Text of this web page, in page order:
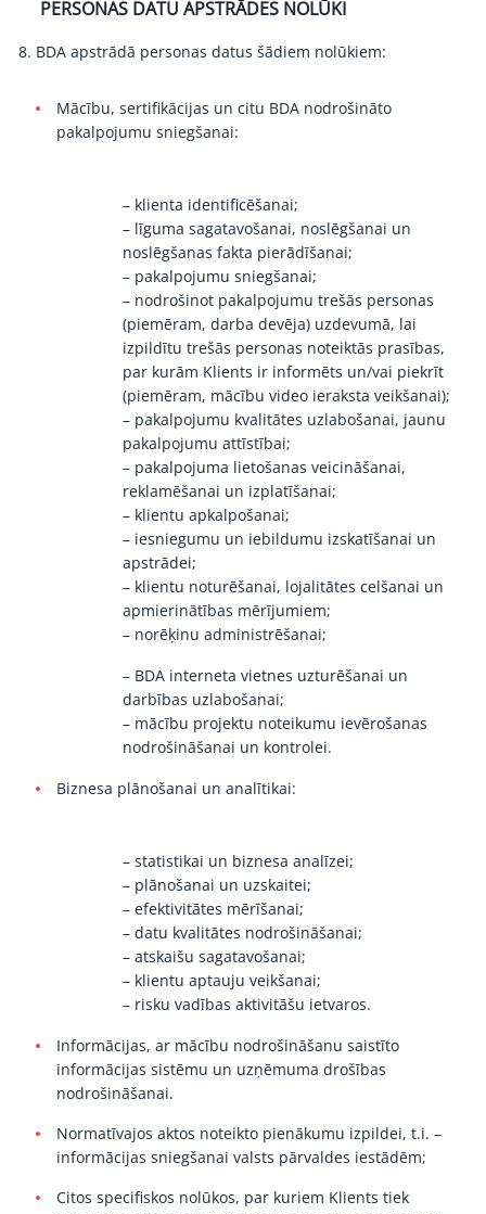
PERSONAS DATU APSTRĀDES NOLŪKI
BDA apstrādā personas datus šādiem nolūkiem:
Mācību, sertifikācijas un citu BDA nodrošināto
pakalpojumu sniegšanai:
– klienta identificēšanai;
– līguma sagatavošanai, noslēgšanai un
noslēgšanas fakta pierādīšanai;
– pakalpojumu sniegšanai;
– nodrošinot pakalpojumu trešās personas
(piemēram, darba devēja) uzdevumā, lai
izpildītu trešās personas noteiktās prasības,
par kurām Klients ir informēts un/vai piekrīt
(piemēram, mācību video ieraksta veikšanai);
– pakalpojumu kvalitātes uzlabošanai, jaunu
pakalpojumu attīstībai;
– pakalpojuma lietošanas veicināšanai,
reklamēšanai un izplatīšanai;
– klientu apkalpošanai;
– iesniegumu un iebildumu izskatīšanai un
apstrādei;
– klientu noturēšanai, lojalitātes celšanai un
apmierinātības mērījumiem;
– norēķinu administrēšanai;
– BDA interneta vietnes uzturēšanai un
darbības uzlabošanai;
– mācību projektu noteikumu ievērošanas
nodrošināšanai un kontrolei.
Biznesa plānošanai un analītikai:
– statistikai un biznesa analīzei;
– plānošanai un uzskaitei;
– efektivitātes mērīšanai;
– datu kvalitātes nodrošināšanai;
– atskaišu sagatavošanai;
– klientu aptauju veikšanai;
– risku vadības aktivitāšu ietvaros.
Informācijas, ar mācību nodrošināšanu saistīto
informācijas sistēmu un uzņēmuma drošības
nodrošināšanai.
Normatīvajos aktos noteikto pienākumu izpildei, t.i. –
informācijas sniegšanai valsts pārvaldes iestādēm;
Citos specifiskos nolūkos, par kuriem Klients tiek